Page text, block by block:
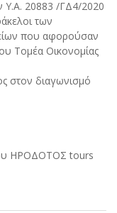
Υ.Α. 20883 /ΓΔ4/2020
των
που αφορούσαν
Τομέα Οικονομίας
στον διαγωνισμό
ΗΡΟΔΟΤΟΣ tours